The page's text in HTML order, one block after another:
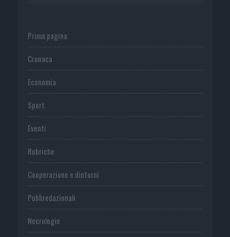
Prima pagina
Cronaca
Economia
Sport
Eventi
Rubriche
Cooperazione e dintorni
Publiredazionali
Necrologie